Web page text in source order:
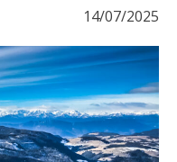
14/07/2025